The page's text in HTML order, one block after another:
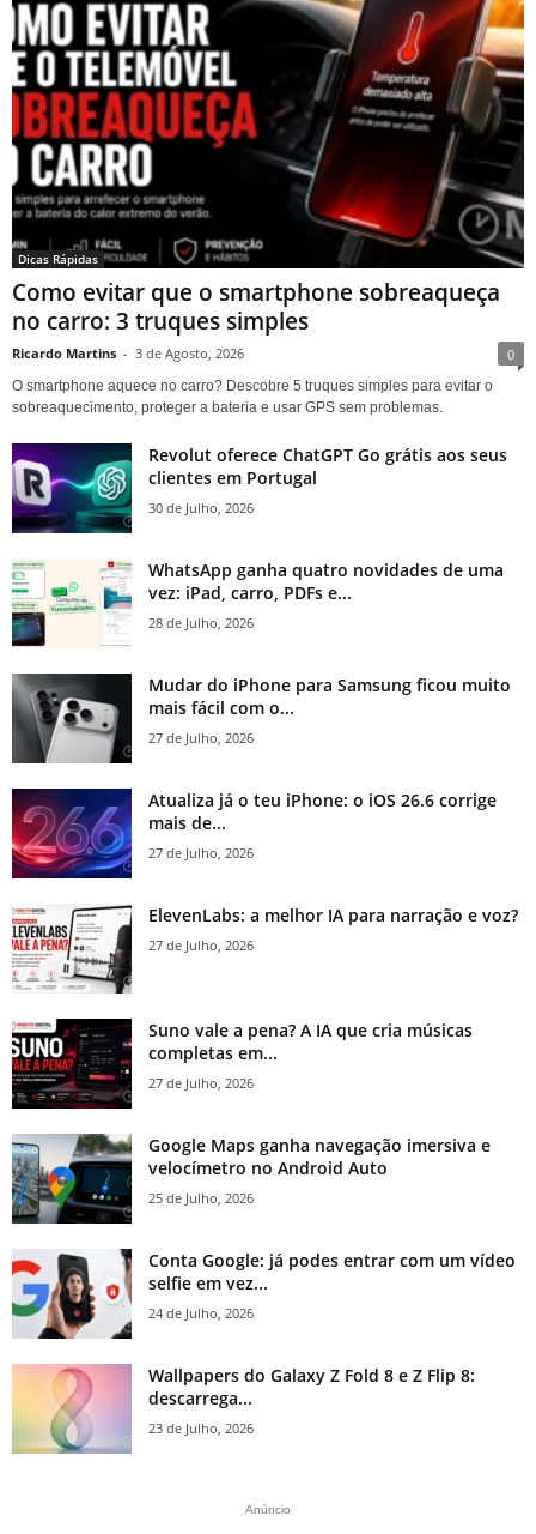
Dicas Rápidas
Como evitar que o smartphone sobreaqueça
no carro: 3 truques simples
Ricardo Martins - 3 de Agosto, 2026 0
O smartphone aquece no carro? Descobre 5 truques simples para evitar o
sobreaquecimento, proteger a bateria e usar GPS sem problemas.
Revolut oferece ChatGPT Go grátis aos seus
clientes em Portugal
30 de Julho, 2026
WhatsApp ganha quatro novidades de uma
vez: iPad, carro, PDFs e...
28 de Julho, 2026
Mudar do iPhone para Samsung ficou muito
mais fácil com o...
27 de Julho, 2026
Atualiza já o teu iPhone: o iOS 26.6 corrige
mais de...
27 de Julho, 2026
ElevenLabs: a melhor IA para narração e voz?
27 de Julho, 2026
Suno vale a pena? A IA que cria músicas
completas em...
27 de Julho, 2026
Google Maps ganha navegação imersiva e
velocímetro no Android Auto
25 de Julho, 2026
Conta Google: já podes entrar com um vídeo
selfie em vez...
24 de Julho, 2026
Wallpapers do Galaxy Z Fold 8 e Z Flip 8:
descarrega...
23 de Julho, 2026
Anúncio